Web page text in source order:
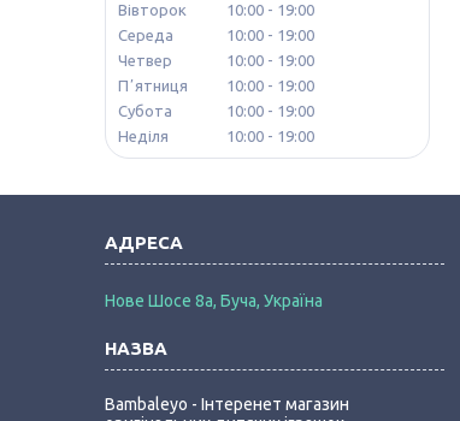
Вівторок
10:00
19:00
Середа
10:00
19:00
Четвер
10:00
19:00
Пʼятниця
10:00
19:00
Субота
10:00
19:00
Неділя
10:00 19:00
Нове Шосе 8а, Буча, Україна
Bambaleyo - Інтеренет магазин